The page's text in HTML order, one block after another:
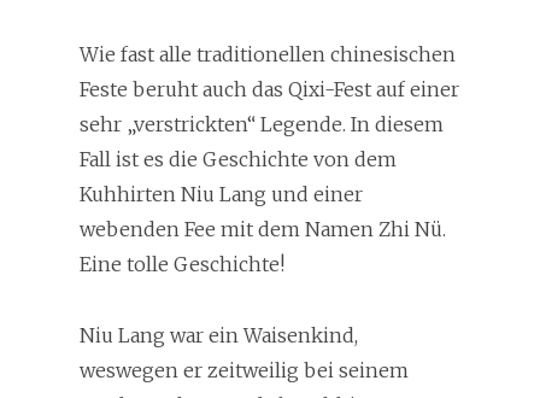
Wie fast alle traditionellen chinesischen
Feste beruht auch das Qixi-Fest auf einer
sehr „verstrickten“ Legende. In diesem
Fall ist es die Geschichte von dem
Kuhhirten Niu Lang und einer
webenden Fee mit dem Namen Zhi Nü.
Eine tolle Geschichte!
Niu Lang war ein Waisenkind,
weswegen er zeitweilig bei seinem